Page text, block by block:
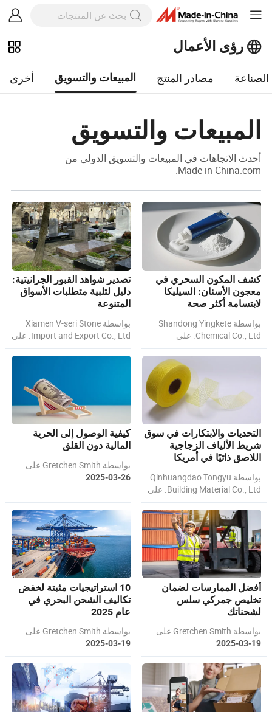
رؤى الأعمال
مصادر المنتج المبيعات والتسويق أخرى
المبيعات والتسويق
أحدث الاتجاهات في المبيعات والتسويق الدولي من
Made-in-China.com.
كشف المكون السحري في
معجون الأسنان: السيليكا
لابتسامة أكثر صحة
بواسطة Shandong Yingkete
Chemical Co., Ltd. على
2025-05-08
تصدير شواهد القبور الجرانيتية:
دليل لتلبية متطلبات الأسواق
المتنوعة
بواسطة Xiamen V-seri Stone
Import and Export Co., Ltd. على
2025-04-24
التحديات والابتكارات في سوق
شريط الألياف الزجاجية
اللاصق ذاتيًا في أمريكا
بواسطة Qinhuangdao Tongyu
Building Material Co., Ltd. على
2025-03-27
كيفية الوصول إلى الحرية
المالية دون القلق
بواسطة Gretchen Smith على
2025-03-26
أفضل الممارسات لضمان
تخليص جمركي سلس
لشحناتك
بواسطة Gretchen Smith على
2025-03-19
10 استراتيجيات مثبتة لخفض
تكاليف الشحن البحري في
عام 2025
بواسطة Gretchen Smith على
2025-03-19